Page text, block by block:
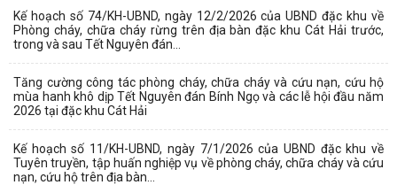
Kế hoạch số 74/KH-UBND, ngày 12/2/2026 của UBND đặc khu về
Phòng cháy, chữa cháy rừng trên địa bàn đặc khu Cát Hải trước,
trong và sau Tết Nguyên đán...
Tăng cường công tác phòng cháy, chữa cháy và cứu nạn, cứu hộ
mùa hanh khô dịp Tết Nguyên đán Bính Ngọ và các lễ hội đầu năm
2026 tại đặc khu Cát Hải
Kế hoạch số 11/KH-UBND, ngày 7/1/2026 của UBND đặc khu về
Tuyên truyền, tập huấn nghiệp vụ về phòng cháy, chữa cháy và cứu
nạn, cứu hộ trên địa bàn...